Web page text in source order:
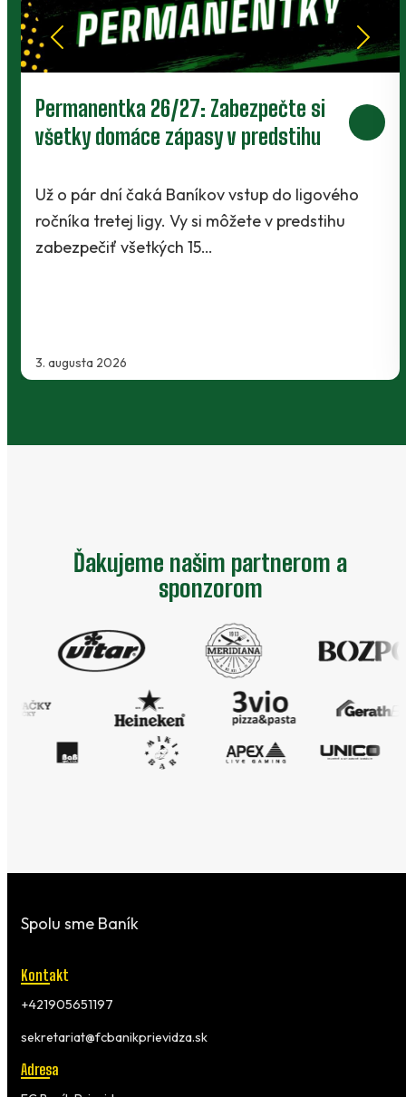
26/27: Zabezpečte si
domáce zápasy v predstihu
2026
pár dní čaká Baníkov vstup do ligového
tretej ligy. Vy si môžete v predstihu
všetkých 15…
V
Ďakujeme našim partnerom a
sponzorom
Spolu sme Baník
Kontakt
+421905651197
sekretariat@fcbanikprievidza.sk
Adresa